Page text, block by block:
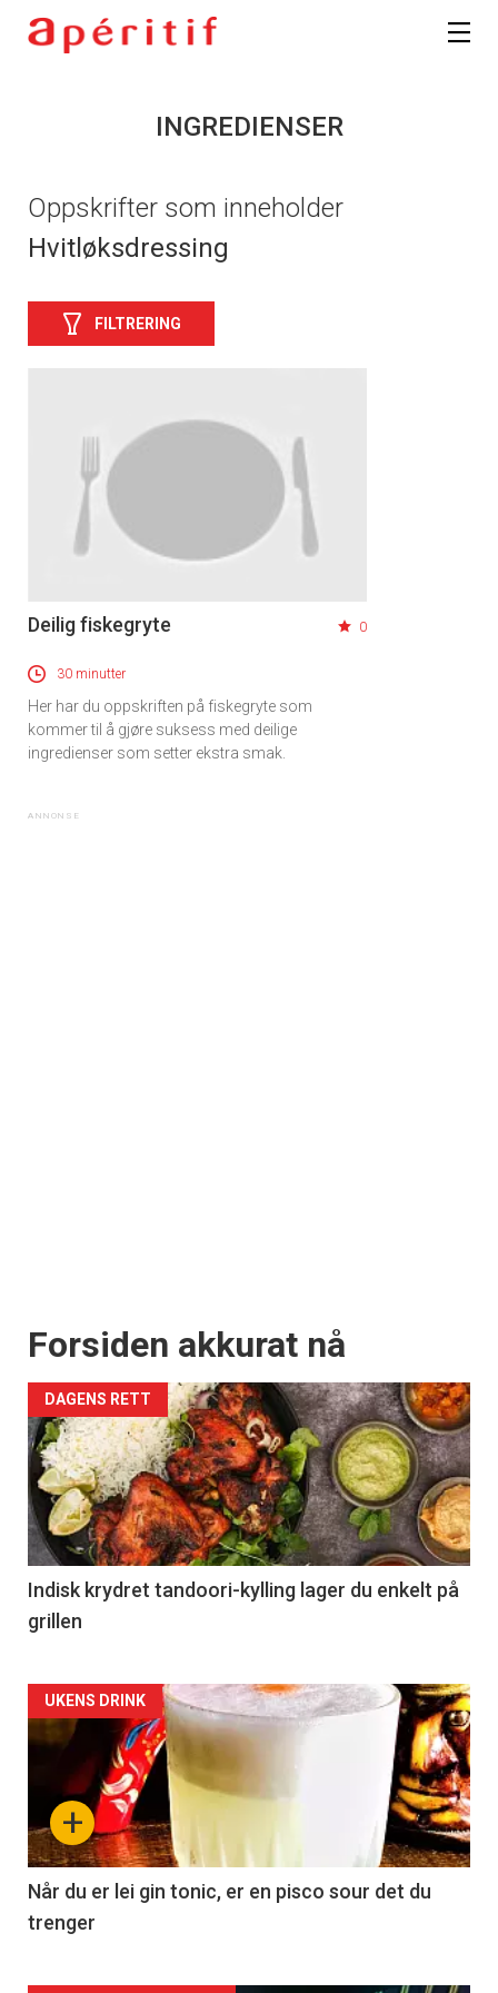
INGREDIENSER
Oppskrifter som inneholder
Hvitløksdressing
FILTRERING
Deilig fiskegryte 0
30 minutter
Her har du oppskriften på fiskegryte som
kommer til å gjøre suksess med deilige
ingredienser som setter ekstra smak.
Forsiden akkurat nå
DAGENS RETT
Indisk krydret tandoori-kylling lager du enkelt på
grillen
Forsiden
akkurat
nå
-
2
+
UKENS DRINK
Når du er lei gin tonic, er en pisco sour det du
trenger